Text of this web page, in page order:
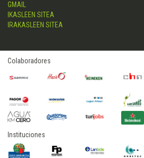
GMAIL
IKASLEEN SITEA
IRAKASLEEN SITEA
Colaboradores
Instituciones